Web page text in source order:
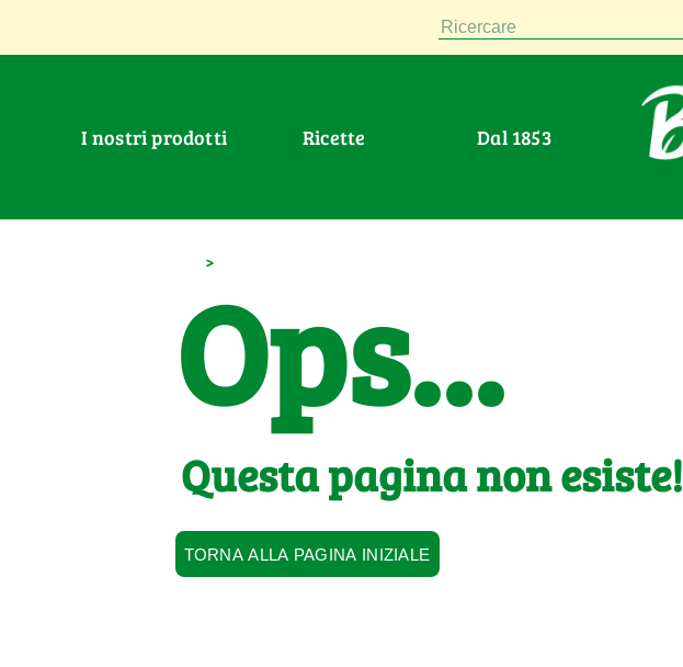
Ricercare
I nostri prodotti Ricette Dal 1853
>
Ops...
Questa pagina non esiste!
TORNA ALLA PAGINA INIZIALE